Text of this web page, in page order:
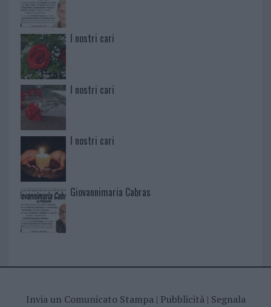
I nostri cari
I nostri cari
I nostri cari
Giovannimaria Cabras
Invia un Comunicato Stampa| Pubblicità| Segnala